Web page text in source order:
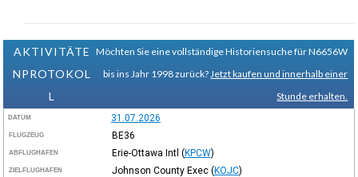
AKTIVITÄTE
NPROTOKOL
L
Möchten Sie eine vollständige Historiensuche für N6656W
bis ins Jahr 1998 zurück? Jetzt kaufen und innerhalb einer
Stunde erhalten.
DATUM 31.07.2026
FLUGZEUG BE36
ABFLUGHAFEN Erie-Ottawa Intl (KPCW)
ZIELFLUGHAFEN Johnson County Exec (KOJC)